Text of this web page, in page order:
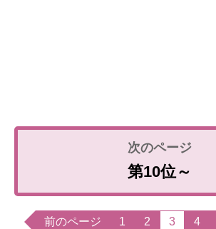
第10位～
前のページ 1 2 3 4